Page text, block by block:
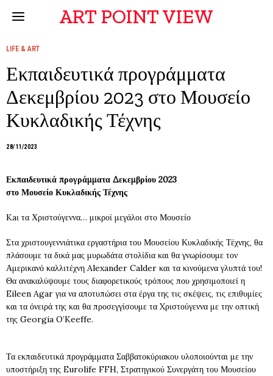
ART POINT VIEW
LIFE & ART
Εκπαιδευτικά προγράμματα
Δεκεμβρίου 2023 στο Μουσείο
Κυκλαδικής Τέχνης
28/11/2023
Εκπαιδευτικά προγράμματα Δεκεμβρίου 2023
στο Μουσείο Κυκλαδικής Τέχνης
Kaι τα Χριστούγεννα… μικροί μεγάλοι στο Μουσείο
Στα χριστουγεννιάτικα εργαστήρια του Μουσείου Κυκλαδικής Τέχνης, θα
πλάσουμε τα δικά μας μυρωδάτα στολίδια και θα γνωρίσουμε τον
Αμερικανό καλλιτέχνη Alexander Calder και τα κινούμενα γλυπτά του!
Θα ανακαλύψουμε τους διαφορετικούς τρόπους που χρησιμοποιεί η
Eileen Agar για να αποτυπώσει στα έργα της τις σκέψεις, τις επιθυμίες
και τα όνειρά της και θα προσεγγίσουμε τα Xριστούγεννα με την οπτική
της Georgia O’Keeffe.
Τα εκπαιδευτικά προγράμματα Σαββατοκύριακου υλοποιούνται με την
υποστήριξη της Eurolife FFH, Στρατηγικού Συνεργάτη του Μουσείου